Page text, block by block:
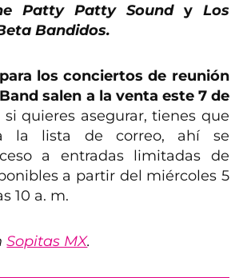
Patty Patty Sound y Los
Bandidos.
los conciertos de reunión
salen a la venta este 7 de
si quieres asegurar, tienes que
la lista de correo, ahí se
a entradas limitadas de
a partir del miércoles 5
10 a. m.
Sopitas MX.